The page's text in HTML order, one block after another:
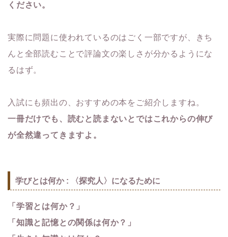
ください。
実際に問題に使われているのはごく一部ですが、きち
んと全部読むことで評論文の楽しさが分かるようにな
るはず。
入試にも頻出の、おすすめの本をご紹介しますね。
一冊だけでも、読むと読まないとではこれからの伸び
が全然違ってきますよ。
学びとは何か : 〈探究人〉になるために
「学習とは何か？」
「知識と記憶との関係は何か？」